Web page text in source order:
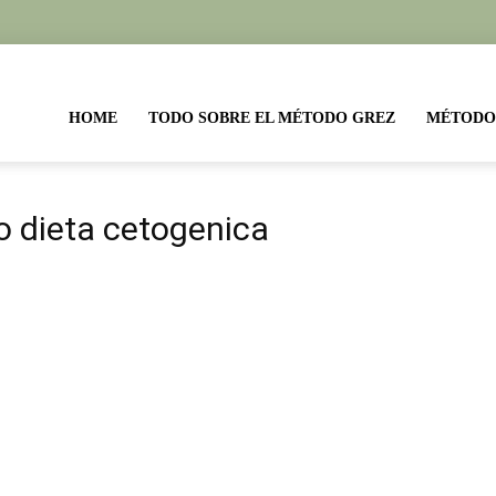
HOME TODO SOBRE EL MÉTODO GREZ
dieta cetogenica